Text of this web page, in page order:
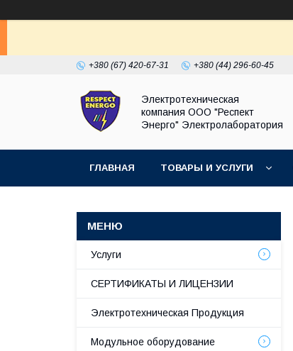
+380 (67) 420-67-31 +380 (44) 296-60-45
Электротехническая
компания ООО "Респект
Энерго" Электролаборатория
ГЛАВНАЯ ТОВАРЫ И УСЛУГИ
Услуги
СЕРТИФИКАТЫ И ЛИЦЕНЗИИ
Электротехническая Продукция
Модульное оборудование